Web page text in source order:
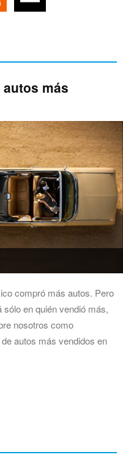
autos más
compró más autos. Pero
en quién vendió más,
nosotros como
autos más vendidos en